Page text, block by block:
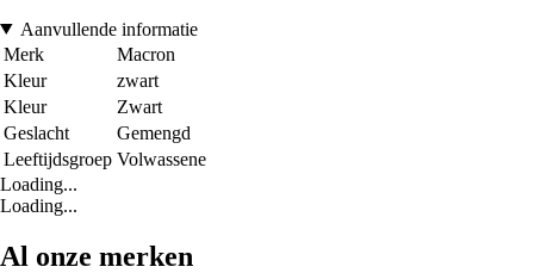
Aanvullende informatie
Merk
Macron
Kleur
zwart
Kleur
Zwart
Geslacht
Gemengd
Leeftijdsgroep Volwassene
Loading...
Loading...
Al onze merken